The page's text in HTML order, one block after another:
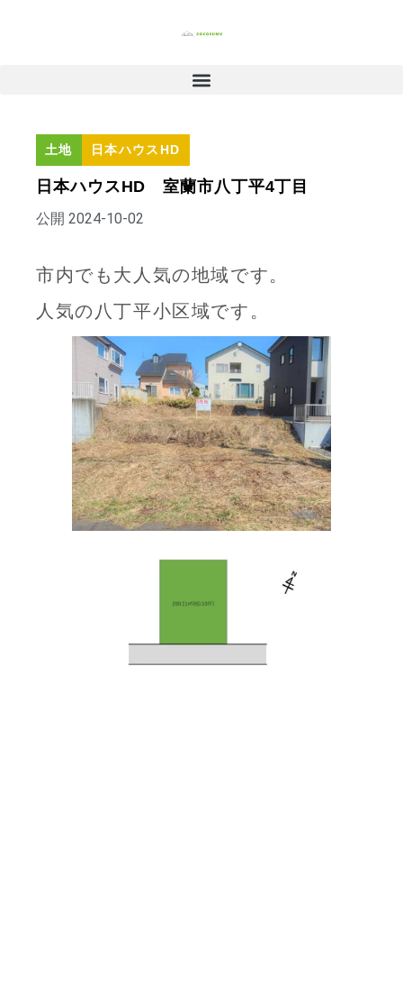
土地 日本ハウスHD
日本ハウスHD 室蘭市八丁平4丁目
公開 2024-10-02
市内でも大人気の地域です。
人気の八丁平小区域です。